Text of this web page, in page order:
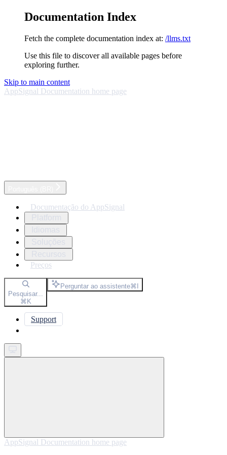
Documentation Index
Fetch the complete documentation index at: /llms.txt
Use this file to discover all available pages before
exploring further.
Skip to main content
AppSignal Documentation home page
Documentação do AppSignal
Preços
Pesquisar...
⌘K
Perguntar ao assistente⌘I
Support
AppSignal Documentation home page